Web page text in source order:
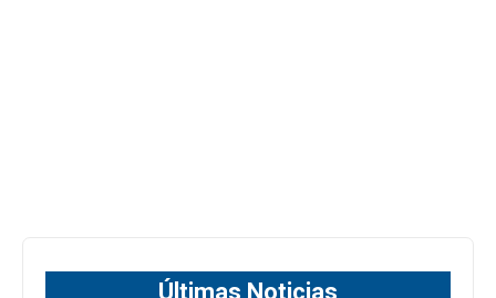
Últimas Noticias